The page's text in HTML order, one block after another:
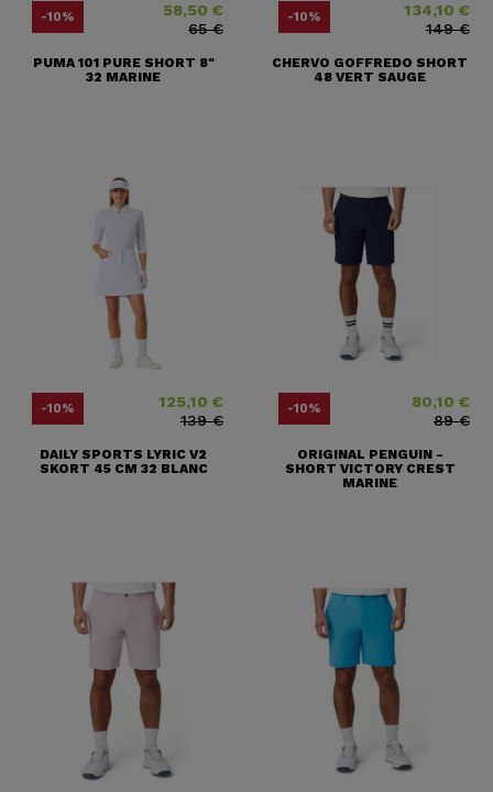
-10% Price58,50 €
Regular price
65 €
PUMA 101 PURE SHORT 8"
32 MARINE
-10% 134,10 €
Regular price
149 €
CHERVO GOFFREDO SHORT
48 VERT SAUGE
-10% 125,10 €
Regular price
139 €
DAILY SPORTS LYRIC V2
SKORT 45 CM 32 BLANC
-10% Price80,10 €
Regular price
89 €
ORIGINAL PENGUIN -
SHORT VICTORY CREST
MARINE